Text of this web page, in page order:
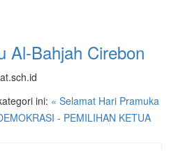
Al-Bahjah Cirebon
ini: « Selamat Hari Pramuka
- PEMILIHAN KETUA